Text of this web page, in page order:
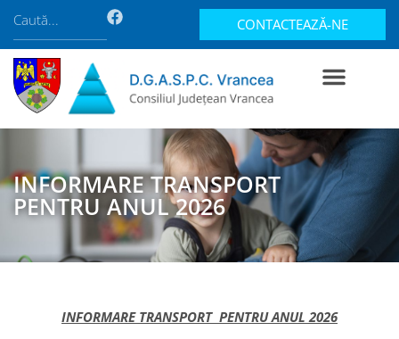
CONTACTEAZĂ-NE
INFORMARE TRANSPORT
PENTRU ANUL 2026
INFORMARE TRANSPORT PENTRU ANUL 2026